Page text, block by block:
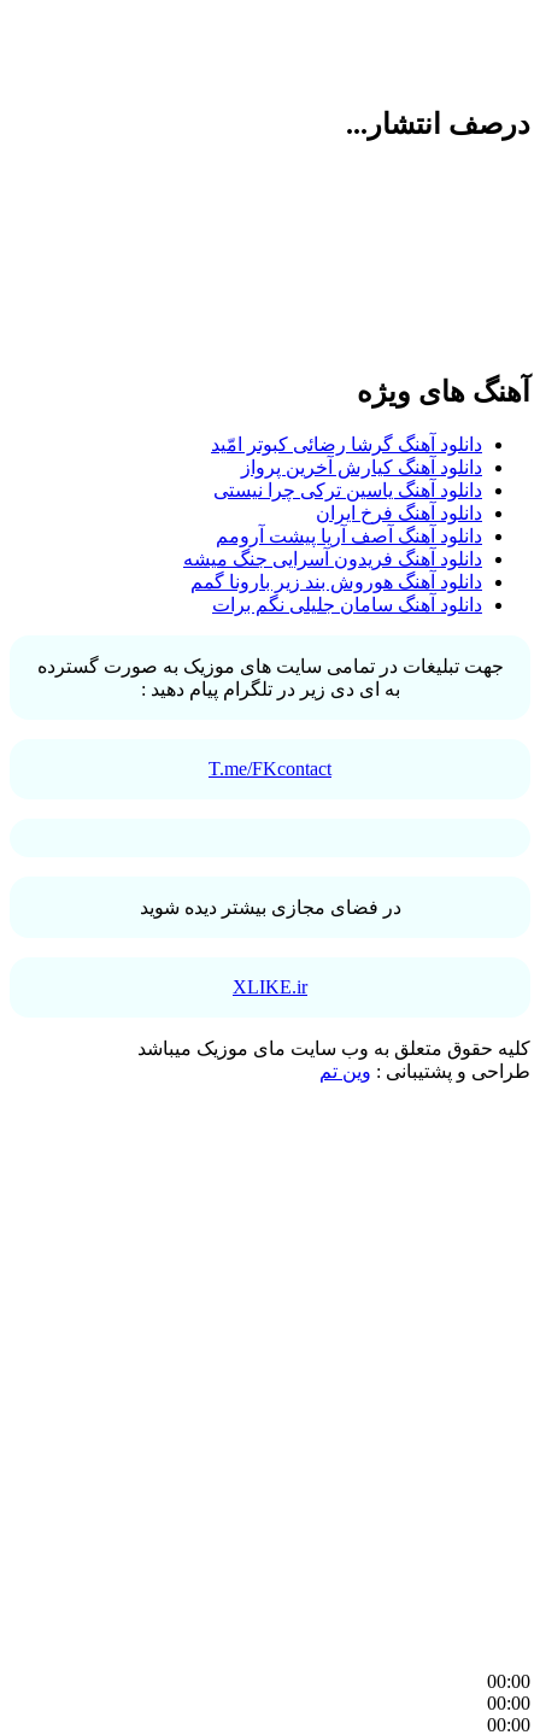
درصف انتشار...
آهنگ های ویژه
دانلود آهنگ گرشا رضائی کبوتر امّید
دانلود آهنگ کیارش آخرین پرواز
دانلود آهنگ یاسین ترکی چرا نیستی
دانلود آهنگ فرخ ایران
دانلود آهنگ آصف آریا پیشت آرومم
دانلود آهنگ فریدون آسرایی جنگ میشه
دانلود آهنگ هوروش بند زیر بارونا گمم
دانلود آهنگ سامان جلیلی نگم برات
جهت تبلیغات در تمامی سایت های موزیک به صورت گسترده
به ای دی زیر در تلگرام پیام دهید :
T.me/FKcontact
در فضای مجازی بیشتر دیده شوید
XLIKE.ir
کلیه حقوق متعلق به وب سایت مای موزیک میباشد
طراحی و پشتیبانی : وین تم
00:00
00:00
00:00